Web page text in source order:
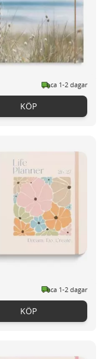
ca 1-2 dagar
KÖP
ca 1-2 dagar
KÖP